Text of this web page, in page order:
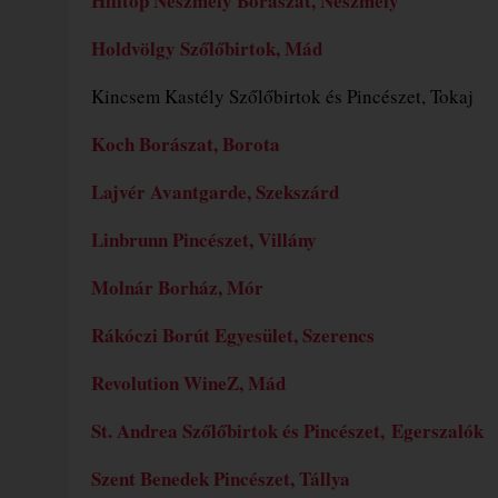
Holdvölgy Szőlőbirtok, Mád
Kincsem Kastély Szőlőbirtok és Pincészet, Tokaj
Koch Borászat, Borota
Lajvér Avantgarde, Szekszárd
Linbrunn Pincészet, Villány
Molnár Borház, Mór
Rákóczi Borút Egyesület, Szerencs
Revolution WineZ, Mád
St. Andrea Szőlőbirtok és Pincészet, Egerszalók
Szent Benedek Pincészet, Tállya